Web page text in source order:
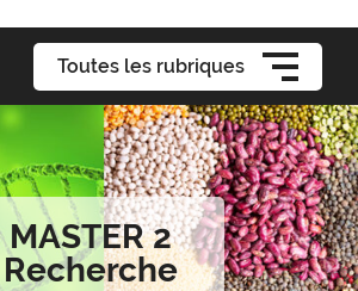
Toutes les rubriques
MASTER 2
Recherche